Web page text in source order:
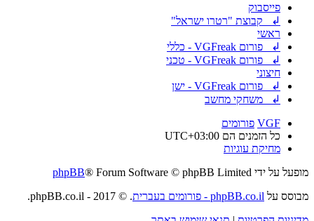
פייסבוק
↲ קבוצת "רטרו ישראל"
ראשי
↲ פורום VGFreak - כללי
↲ פורום VGFreak - טכני
חיצוני
↲ פורום VGFreak - ישן
↲ משחקי מחשב
VGF פורומים
כל הזמנים הם UTC+03:00
מחיקת עוגיות
מופעל על ידי
phpBB® Forum Software © phpBB Limited
מבוסס על phpBB.co.il - פורומים בעברית
. © 2017 - phpBB.co.il.